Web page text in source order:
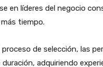
en líderes del negocio
tiempo.
proceso de selección, las
adquiriendo